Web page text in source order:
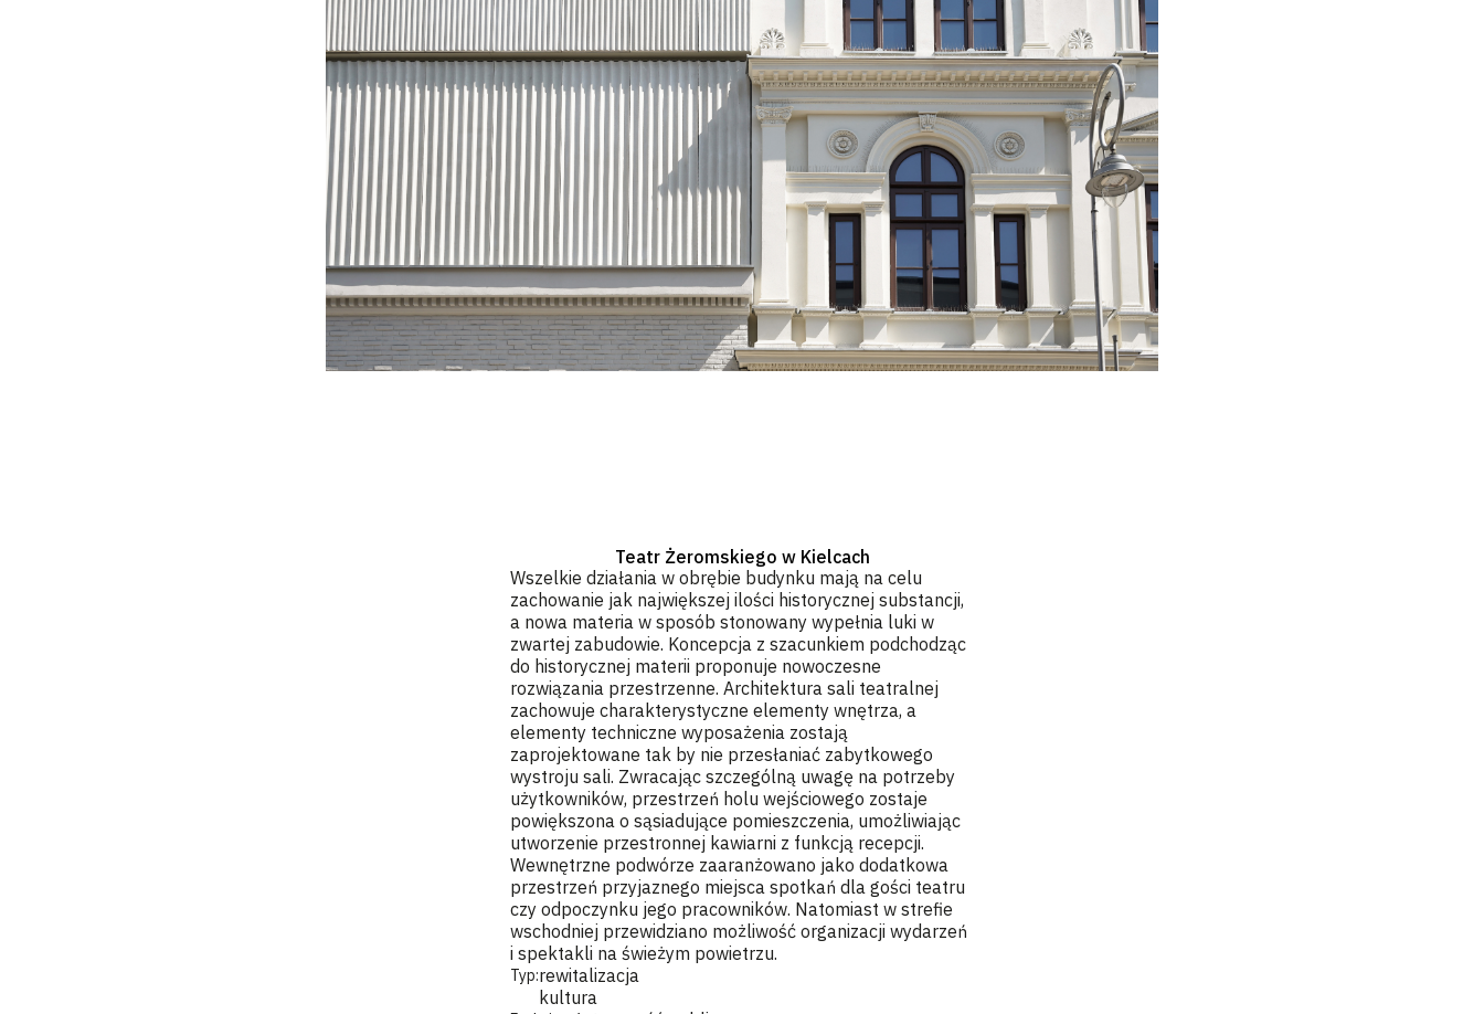
Teatr Żeromskiego w Kielcach
Wszelkie działania w obrębie budynku mają na celu
zachowanie jak największej ilości historycznej substancji,
a nowa materia w sposób stonowany wypełnia luki w
zwartej zabudowie. Koncepcja z szacunkiem podchodząc
do historycznej materii proponuje nowoczesne
rozwiązania przestrzenne. Architektura sali teatralnej
zachowuje charakterystyczne elementy wnętrza, a
elementy techniczne wyposażenia zostają
zaprojektowane tak by nie przesłaniać zabytkowego
wystroju sali. Zwracając szczególną uwagę na potrzeby
użytkowników, przestrzeń holu wejściowego zostaje
powiększona o sąsiadujące pomieszczenia, umożliwiając
utworzenie przestronnej kawiarni z funkcją recepcji.
Wewnętrzne podwórze zaaranżowano jako dodatkowa
przestrzeń przyjaznego miejsca spotkań dla gości teatru
czy odpoczynku jego pracowników. Natomiast w strefie
wschodniej przewidziano możliwość organizacji wydarzeń
i spektakli na świeżym powietrzu.
Typ:rewitalizacja
kultura